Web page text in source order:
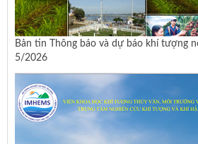
Bản tin Thông báo và dự báo khí tượng
5/2026